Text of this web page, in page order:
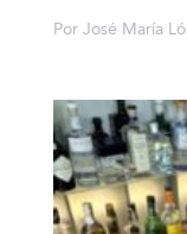
Por José María